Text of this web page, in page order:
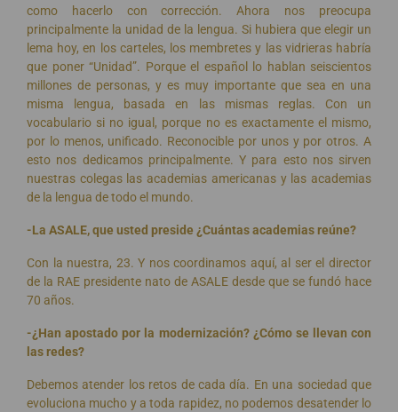
como hacerlo con corrección. Ahora nos preocupa
principalmente la unidad de la lengua. Si hubiera que elegir un
lema hoy, en los carteles, los membretes y las vidrieras habría
que poner “Unidad”. Porque el español lo hablan seiscientos
millones de personas, y es muy importante que sea en una
misma lengua, basada en las mismas reglas. Con un
vocabulario si no igual, porque no es exactamente el mismo,
por lo menos, unificado. Reconocible por unos y por otros. A
esto nos dedicamos principalmente. Y para esto nos sirven
nuestras colegas las academias americanas y las academias
de la lengua de todo el mundo.
-La ASALE, que usted preside ¿Cuántas academias reúne?
Con la nuestra, 23. Y nos coordinamos aquí, al ser el director
de la RAE presidente nato de ASALE desde que se fundó hace
70 años.
-¿Han apostado por la modernización? ¿Cómo se llevan con
las redes?
Debemos atender los retos de cada día. En una sociedad que
evoluciona mucho y a toda rapidez, no podemos desatender lo